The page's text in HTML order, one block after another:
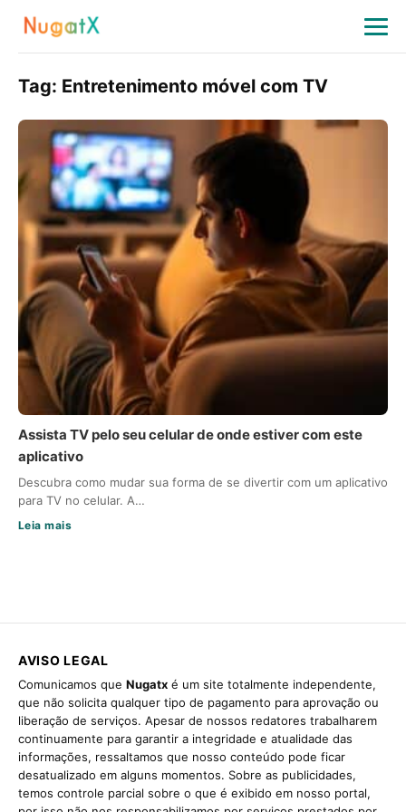
Tag: Entretenimento móvel com TV
Assista TV pelo seu celular de onde estiver com este
aplicativo
Descubra como mudar sua forma de se divertir com um aplicativo
para TV no celular. A…
Leia mais
AVISO LEGAL
Comunicamos que Nugatx é um site totalmente independente,
que não solicita qualquer tipo de pagamento para aprovação ou
liberação de serviços. Apesar de nossos redatores trabalharem
continuamente para garantir a integridade e atualidade das
informações, ressaltamos que nosso conteúdo pode ficar
desatualizado em alguns momentos. Sobre as publicidades,
temos controle parcial sobre o que é exibido em nosso portal,